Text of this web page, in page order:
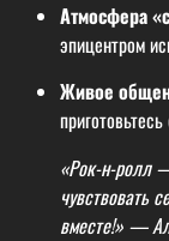
Атмосфера
эпицентром
Живое
«Рок-н-ролл
чувствовать
вместе!» —